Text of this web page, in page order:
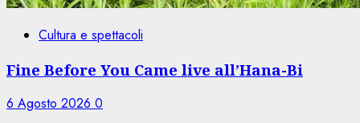
Cultura e spettacoli
Fine Before You Came live all’Hana-Bi
6 Agosto 2026 0